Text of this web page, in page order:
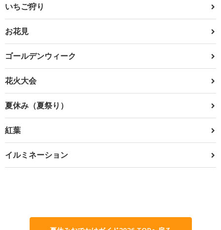
いちご狩り
お花見
ゴールデンウィーク
花火大会
夏休み（夏祭り）
紅葉
イルミネーション